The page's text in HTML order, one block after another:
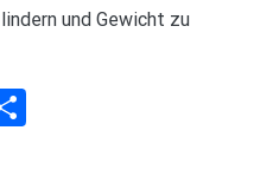
und Gewicht zu